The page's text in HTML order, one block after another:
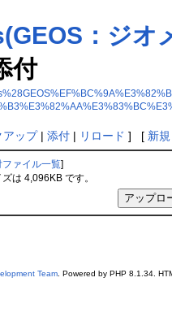
：ジオ
付
アップ| 添付| リロード ] [ 新規
ァイル一覧
は 4,096KB です。
Team. Powered by PHP 8.1.34.